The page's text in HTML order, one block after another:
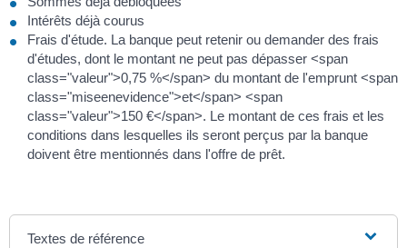
Intérêts déjà courus
Frais d'étude. La banque peut retenir ou demander des frais
d'études, dont le montant ne peut pas dépasser <span
class="valeur">0,75 %</span> du montant de l'emprunt <span
class="miseenevidence">et</span> <span
class="valeur">150 €</span>. Le montant de ces frais et les
conditions dans lesquelles ils seront perçus par la banque
doivent être mentionnés dans l'offre de prêt.
Textes de référence